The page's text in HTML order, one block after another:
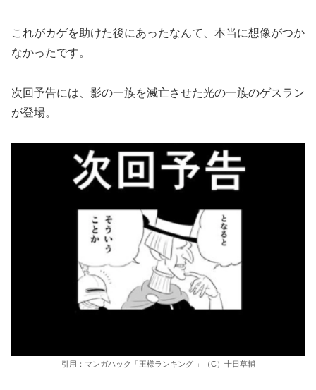
これがカゲを助けた後にあったなんて、本当に想像がつか
なかったです。
次回予告には、影の一族を滅亡させた光の一族のゲスラン
が登場。
引用：マンガハック「王様ランキング 」（C）十日草輔